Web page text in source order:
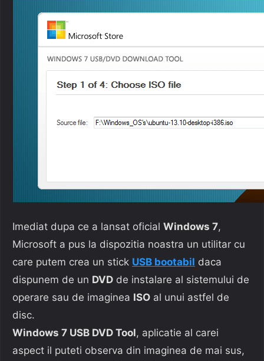
Imediat dupa ce a lansat oficial Windows 7,
Microsoft a pus la dispozitia noastra un utilitar cu
care putem crea un stick USB bootabil daca
dispunem de un DVD de instalare al sistemului de
operare sau de imaginea ISO al unui astfel de
disc.
Windows 7 USB DVD Tool, aplicatie al carei
aspect il puteti observa din imaginea de mai sus,